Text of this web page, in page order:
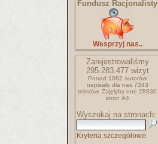
Fundusz Racjonalisty
Wesprzyj nas..
Zarejestrowaliśmy
295.283.477wizyt
Ponad 1062 autorów
napisało dla nas 7343
tekstów. Zajęłyby one 28930
stron A4
Wyszukaj na stronach:
Kryteria szczegółowe